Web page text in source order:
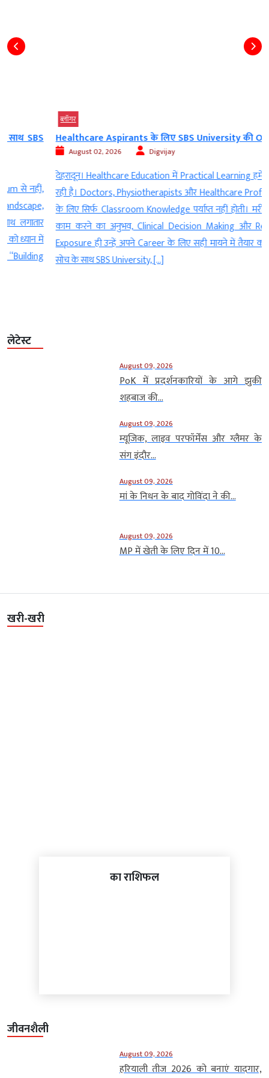
Healthcare Aspirants के लिए SBS University की On-Field...
August 02, 2026 Digvijay
देहरादून। Healthcare Education में Practical Learning हमेशा से अहम
रही है। Doctors, Physiotherapists और Healthcare Professionals
के लिए सिर्फ Classroom Knowledge पर्याप्त नहीं होती। मरीजों के साथ
काम करने का अनुभव, Clinical Decision Making और Real-World
Exposure ही उन्हें अपने Career के लिए सही मायने में तैयार करते हैं. इसी
सोच के साथ SBS University, […]
लेटेस्ट
August 09, 2026
PoK में प्रदर्शनकारियों के आगे झुकी
शहबाज की...
August 09, 2026
म्यूजिक, लाइव परफॉर्मेंस और ग्लैमर के
संग इंदौर...
August 09, 2026
मां के निधन के बाद गोविंदा ने की...
August 09, 2026
MP में खेती के लिए दिन में 10...
खरी-खरी
का राशिफल
जीवनशैली
August 09, 2026
हरियाली तीज 2026 को बनाएं यादगार,